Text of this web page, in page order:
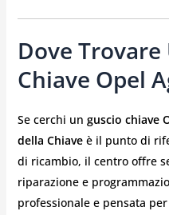
Dove Trovare
Chiave Opel
Se cerchi un guscio chiave
della Chiaveè il punto di
di ricambio, il centro offre
riparazione e
professionale e pensata